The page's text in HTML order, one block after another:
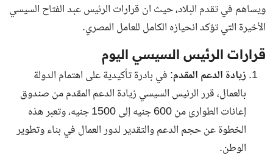
ويساهم في تقدم البلاد، حيث ان قرارات الرئيس عبد الفتاح السيسي
الأخيرة التي تؤكد انحيازه الكامل للعامل المصري.
قرارات الرئيس السيسي اليوم
زيادة الدعم المقدم: في بادرة تأكيدية على اهتمام الدولة
بالعمال، قرر الرئيس السيسي زيادة الدعم المقدم من صندوق
إعانات الطوارئ من 600 جنيه إلى 1500 جنيه، وتعبر هذه
الخطوة عن حجم الدعم والتقدير لدور العمال في بناء وتطوير
الوطن.